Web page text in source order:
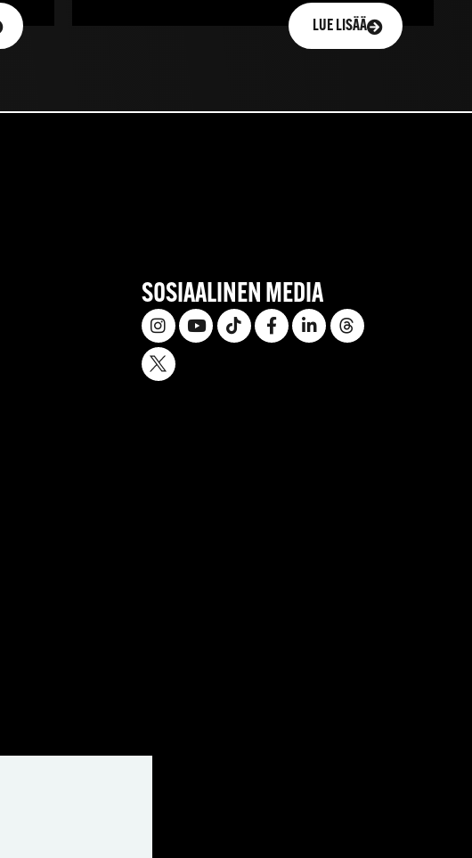
LUE LISÄÄ
SOSIAALINEN MEDIA